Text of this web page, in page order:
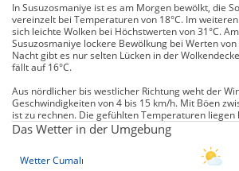
In Susuzosmaniye ist es am Morgen bewölkt, die
vereinzelt bei Temperaturen von 18°C. Im
sich leichte Wolken bei Höchstwerten von 31°C.
Susuzosmaniye lockere Bewölkung bei Werten von
Nacht gibt es nur selten Lücken in der
fällt auf 16°C.
Aus nördlicher bis westlicher Richtung weht der
Geschwindigkeiten von 4 bis 15 km/h. Mit Böen
ist zu rechnen. Die gefühlten Temperaturen liegen
Das Wetter in der Umgebung
Wetter Cumalı